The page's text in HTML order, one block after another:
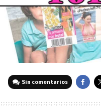
Sin comentarios